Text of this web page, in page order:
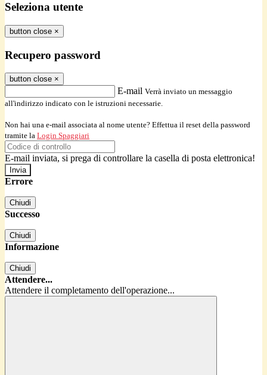
Seleziona utente
button close ×
Recupero password
button close ×
E-mail Verrà inviato un messaggio
all'indirizzo indicato con le istruzioni necessarie.
Non hai una e-mail associata al nome utente? Effettua il reset della password
tramite la Login Spaggiari
E-mail inviata, si prega di controllare la casella di posta elettronica!
Errore
Chiudi
Successo
Chiudi
Informazione
Chiudi
Attendere...
Attendere il completamento dell'operazione...